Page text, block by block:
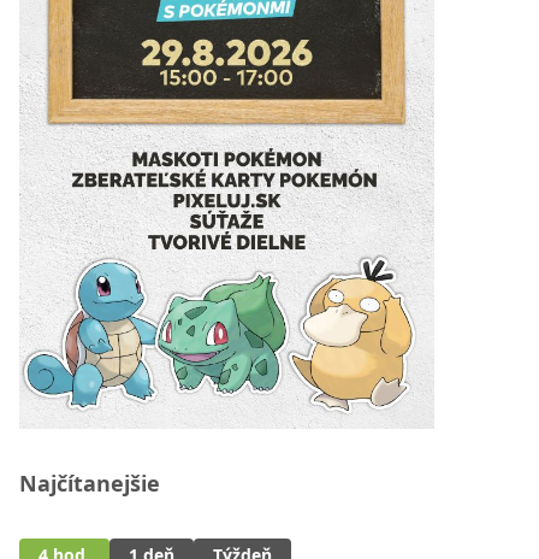
Najčítanejšie
4 hod. 1 deň Týždeň